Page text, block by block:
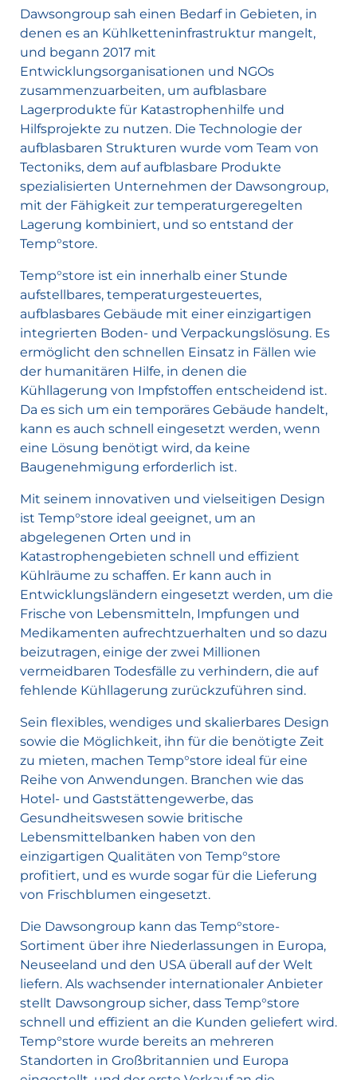
Dawsongroup sah einen Bedarf in Gebieten, in
denen es an Kühlketteninfrastruktur mangelt,
und begann 2017 mit
Entwicklungsorganisationen und NGOs
zusammenzuarbeiten, um aufblasbare
Lagerprodukte für Katastrophenhilfe und
Hilfsprojekte zu nutzen. Die Technologie der
aufblasbaren Strukturen wurde vom Team von
Tectoniks, dem auf aufblasbare Produkte
spezialisierten Unternehmen der Dawsongroup,
mit der Fähigkeit zur temperaturgeregelten
Lagerung kombiniert, und so entstand der
Temp°store.
Temp°store ist ein innerhalb einer Stunde
aufstellbares, temperaturgesteuertes,
aufblasbares Gebäude mit einer einzigartigen
integrierten Boden- und Verpackungslösung. Es
ermöglicht den schnellen Einsatz in Fällen wie
der humanitären Hilfe, in denen die
Kühllagerung von Impfstoffen entscheidend ist.
Da es sich um ein temporäres Gebäude handelt,
kann es auch schnell eingesetzt werden, wenn
eine Lösung benötigt wird, da keine
Baugenehmigung erforderlich ist.
Mit seinem innovativen und vielseitigen Design
ist Temp°store ideal geeignet, um an
abgelegenen Orten und in
Katastrophengebieten schnell und effizient
Kühlräume zu schaffen. Er kann auch in
Entwicklungsländern eingesetzt werden, um die
Frische von Lebensmitteln, Impfungen und
Medikamenten aufrechtzuerhalten und so dazu
beizutragen, einige der zwei Millionen
vermeidbaren Todesfälle zu verhindern, die auf
fehlende Kühllagerung zurückzuführen sind.
Sein flexibles, wendiges und skalierbares Design
sowie die Möglichkeit, ihn für die benötigte Zeit
zu mieten, machen Temp°store ideal für eine
Reihe von Anwendungen. Branchen wie das
Hotel- und Gaststättengewerbe, das
Gesundheitswesen sowie britische
Lebensmittelbanken haben von den
einzigartigen Qualitäten von Temp°store
profitiert, und es wurde sogar für die Lieferung
von Frischblumen eingesetzt.
Die Dawsongroup kann das Temp°store-
Sortiment über ihre Niederlassungen in Europa,
Neuseeland und den USA überall auf der Welt
liefern. Als wachsender internationaler Anbieter
stellt Dawsongroup sicher, dass Temp°store
schnell und effizient an die Kunden geliefert wird.
Temp°store wurde bereits an mehreren
Standorten in Großbritannien und Europa